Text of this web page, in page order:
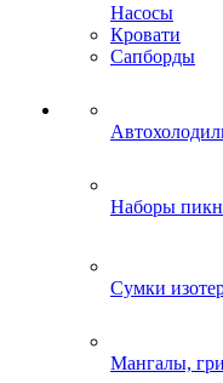
Насосы
Кровати
Сапборды
Наборы
Сумки
Мангалы,